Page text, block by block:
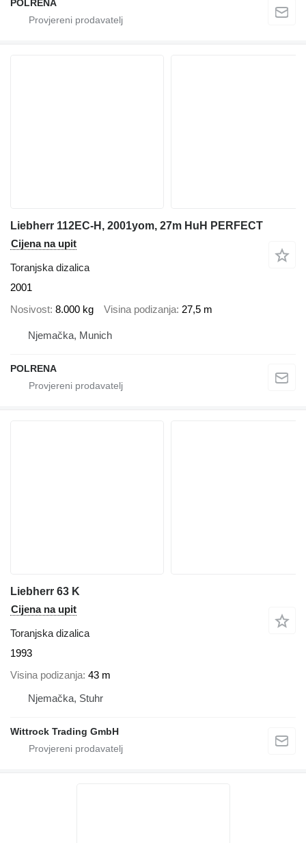
POLRENA
Liebherr 112EC-H, 2001yom, 27m HuH PERFECT
Cijena na upit
Toranjska dizalica
2001
Nosivost 8.000 kg Visina podizanja 27,5 m
Njemačka, Munich
POLRENA
Liebherr 63 K
Cijena na upit
Toranjska dizalica
1993
Visina podizanja 43 m
Njemačka, Stuhr
Wittrock Trading GmbH